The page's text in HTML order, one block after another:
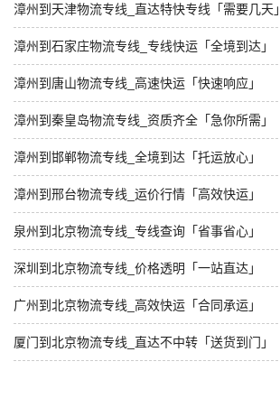
漳州到天津物流专线_直达特快专线「需要几天」
漳州到石家庄物流专线_专线快运「全境到达」
漳州到唐山物流专线_高速快运「快速响应」
漳州到秦皇岛物流专线_资质齐全「急你所需」
漳州到邯郸物流专线_全境到达「托运放心」
漳州到邢台物流专线_运价行情「高效快运」
泉州到北京物流专线_专线查询「省事省心」
深圳到北京物流专线_价格透明「一站直达」
广州到北京物流专线_高效快运「合同承运」
厦门到北京物流专线_直达不中转「送货到门」